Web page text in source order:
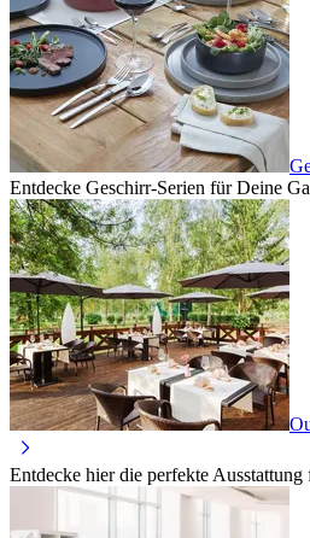
Entdecke Geschirr-Serien für Deine
Entdecke hier die perfekte